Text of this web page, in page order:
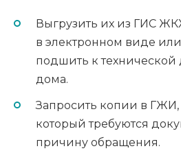
Выгрузить их из ГИС
в электронном виде или
подшить к
дома.
Запросить копии в ГЖИ,
который требуются
причину обращения.